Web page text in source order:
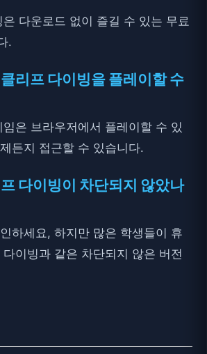
다운로드 없이 즐길 수 있는 무료
.
리프 다이빙을 플레이할 수
은 브라우저에서 플레이할 수 있
든지 접근할 수 있습니다.
다이빙이 차단되지 않았나
하세요, 하지만 많은 학생들이 휴
이빙과 같은 차단되지 않은 버전